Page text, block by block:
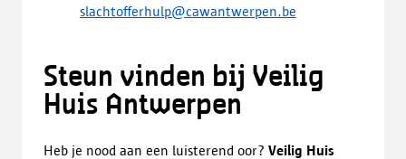
slachtofferhulp@cawantwerpen.be
Steun vinden bij Veilig
Huis Antwerpen
Heb je nood aan een luisterend oor? Veilig Huis